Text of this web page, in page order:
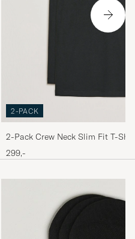
2-PACK
2-Pack Crew Neck Slim Fit T-
299,-